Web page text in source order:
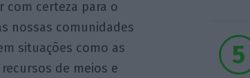
com certeza para o
nossas comunidades
situações como as
de meios e